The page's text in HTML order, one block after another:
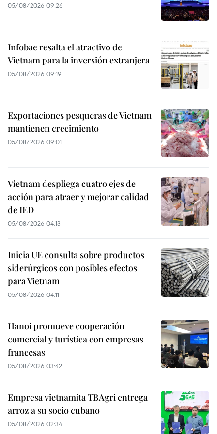
05/08/2026 09:26
Infobae resalta el atractivo de
Vietnam para la inversión extranjera
05/08/2026 09:19
Exportaciones pesqueras de Vietnam
mantienen crecimiento
05/08/2026 09:01
Vietnam despliega cuatro ejes de
acción para atraer y mejorar calidad
de IED
05/08/2026 04:13
Inicia UE consulta sobre productos
siderúrgicos con posibles efectos
para Vietnam
05/08/2026 04:11
Hanoi promueve cooperación
comercial y turística con empresas
francesas
05/08/2026 03:42
Empresa vietnamita TBAgri entrega
arroz a su socio cubano
05/08/2026 02:34